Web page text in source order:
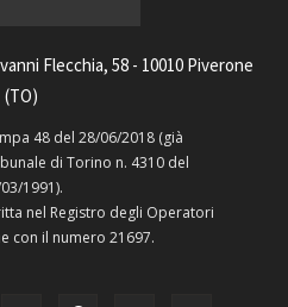
Flecchia, 58 - 10010 Piverone
(TO)
48 del 28/06/2018 (già
di Torino n. 4310 del
1991).
nel Registro degli Operatori
con il numero 21697.